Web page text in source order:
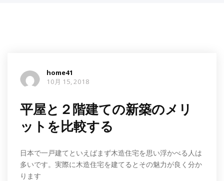
home41
10月 15, 2018
平屋と２階建ての新築のメリ
ットを比較する
日本で一戸建てといえばまず木造住宅を思い浮かべる人は
多いです。実際に木造住宅を建てるとその魅力が良く分か
ります